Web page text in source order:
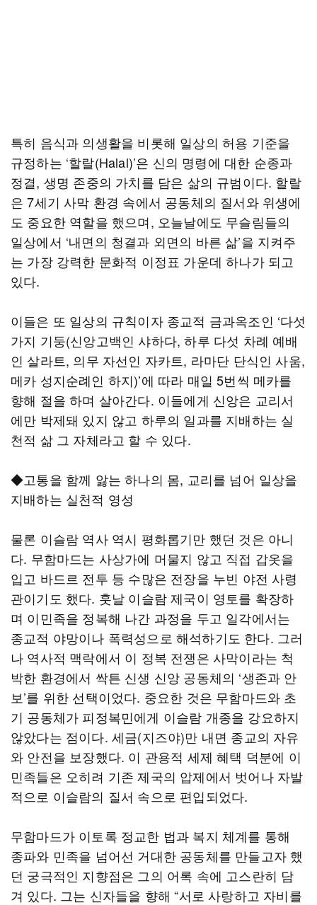
특히 음식과 의생활을 비롯해 일상의 허용 기준을
규정하는 ‘할랄(Halal)’은 신의 명령에 대한 순종과
정결, 생명 존중의 가치를 담은 삶의 규범이다. 할랄
은 7세기 사막 환경 속에서 공동체의 질서와 위생에
도 중요한 역할을 했으며, 오늘날에도 무슬림들의
일상에서 ‘내면의 청결과 외면의 바른 삶’을 지켜주
는 가장 강력한 문화적 이정표 가운데 하나가 되고
있다.
이들은 또 일상의 규칙이자 종교적 금과옥조인 ‘다섯
가지 기둥(신앙고백인 샤하다, 하루 다섯 차례 예배
인 살라트, 의무 자선인 자카트, 라마단 단식인 사움,
메카 성지순례인 하지)’에 따라 매일 5번씩 메카를
향해 절을 하며 살아간다. 이들에게 신앙은 교리서
에만 박제돼 있지 않고 하루의 일과를 지배하는 실
천적 삶 그 자체라고 할 수 있다.
◆고통을 함께 앓는 하나의 몸, 교리를 넘어 일상을
지배하는 실천적 영성
물론 이슬람 역사 역시 평화롭기만 했던 것은 아니
다. 무함마드는 사상가에 머물지 않고 직접 갑옷을
입고 바드르 전투 등 수많은 전장을 누빈 야전 사령
관이기도 했다. 훗날 이슬람 제국이 영토를 확장하
며 이민족을 정복해 나간 과정을 두고 일각에서는
종교적 야망이나 폭력성으로 해석하기도 한다. 그러
나 역사적 맥락에서 이 정복 전쟁은 사막이라는 척
박한 환경에서 싹튼 신생 신앙 공동체의 ‘생존과 안
보’를 위한 선택이었다. 중요한 것은 무함마드와 초
기 공동체가 피정복민에게 이슬람 개종을 강요하지
않았다는 점이다. 세금(지즈야)만 내면 종교의 자유
와 안전을 보장했다. 이 관용적 세제 혜택 덕분에 이
민족들은 오히려 기존 제국의 압제에서 벗어나 자발
적으로 이슬람의 질서 속으로 편입되었다.
무함마드가 이토록 정교한 법과 복지 체계를 통해
종파와 민족을 넘어선 거대한 공동체를 만들고자 했
던 궁극적인 지향점은 그의 어록 속에 고스란히 담
겨 있다. 그는 신자들을 향해 “서로 사랑하고 자비를